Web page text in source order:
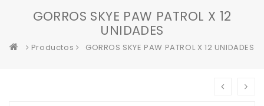
GORROS SKYE PAW PATROL X 12
UNIDADES
Productos GORROS SKYE PAW PATROL X 12 UNIDADES